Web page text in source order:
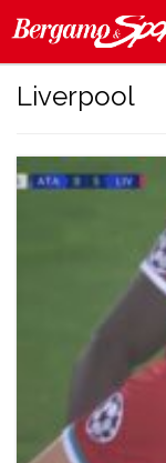
Liverpool